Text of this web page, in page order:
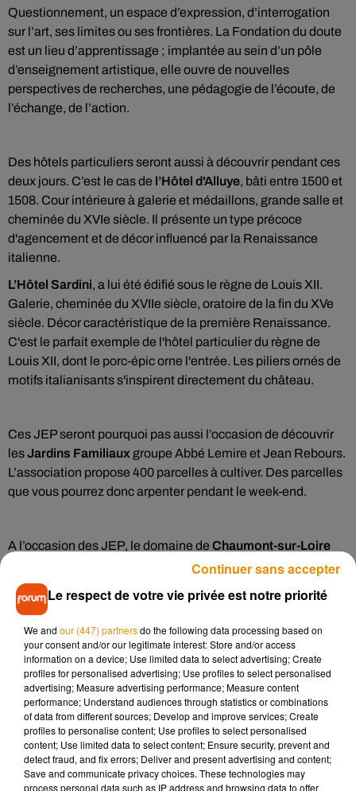
Questionnement, un espace d’expression, d’interrogation
sur l’art, ses limites ou ses frontières. La Fondation du doute
est un lieu d’apprentissage ; implantée au sein d’un pôle
d’enseignement artistique, elle ouvre de nouvelles
perspectives de recherches, une pédagogie de l’écoute, de
l’échange, de l’action.
Des hôtels particuliers seront aussi à découvrir pendant ces
deux jours. C’est le cas de l’Hôtel d'Alluye, bâti entre 1500 et
1508. Cour intérieure à galerie et médaillons, grande salle et
cheminée du XVIe siècle. Il présente un type précoce
d'agencement et de décor influencé par la Renaissance
italienne.
L’Hôtel Sardini, a lui été édifié sous le règne de Louis XII.
Galerie, cheminée du XVIIe siècle, oratoire de la fin du XVe
siècle. Décor caractéristique de la première Renaissance.
C'est le parfait exemple de l'hôtel particulier du règne de
Louis XII, dont le porc-épic orne l'entrée. Les piliers ornés de
motifs italianisants s'inspirent directement du château.
Ces JEP seront pourquoi pas aussi l’occasion de découvrir
lesJardins Familiaux groupe Abbé Lemire et Jean Rebours.
L’association propose 400 parcelles à cultiver. Des parcelles
que vous pourrez donc arpenter pendant le week-end.
A l’occasion des JEP, le domaine de Chaumont-sur-Loire
édition de vente de plantes de collections,
botaniques et horticoles ce samedi. Cette fête des plantes
originale vous permettra de retrouver les plantes phares du
exposants.
Lechâteau de Chambordfera lui plaisir à une poignée de
privilégiés avec l’ouverture exceptionnelle de la tour-lanterne
qui culmine à 56 mètres de hauteur. Du haut de sa terrasse
intermédiaire, vous profiterez d’un point de vue unique sur
les toitures du château. Accès toutes les 20 à 30 minutes par
Le respect de votre vie privée est notre priorité
We and our (447) partnersdo the following data processing based on
your consent and/or our legitimate interest: Store and/or access
information on a device; Use limited data to select advertising; Create
profiles for personalised advertising; Use profiles to select personalised
advertising; Measure advertising performance; Measure content
performance; Understand audiences through statistics or combinations
of data from different sources; Develop and improve services; Create
profiles to personalise content; Use profiles to select personalised
content; Use limited data to select content; Ensure security, prevent and
detect fraud, and fix errors; Deliver and present advertising and content;
Save and communicate privacy choices. These technologies may
process personal data such as IP address and browsing data to offer
Continuer sans accepter